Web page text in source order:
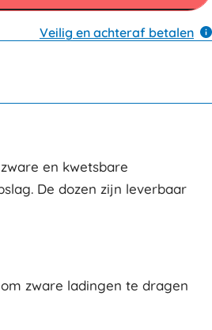
Veilig en achteraf betalen
en kwetsbare
De dozen zijn leverbaar
zware ladingen te dragen